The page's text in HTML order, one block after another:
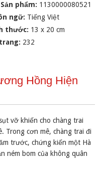
phẩm: 1130000080521
ngữ: Tiếng Việt
thước: 13 x 20 cm
232
Hồng Hiện
vỡ khiến cho chàng trai
Trong cơn mê, chàng trai đi
trước, chứng kiến một Hà
ném bom của không quân